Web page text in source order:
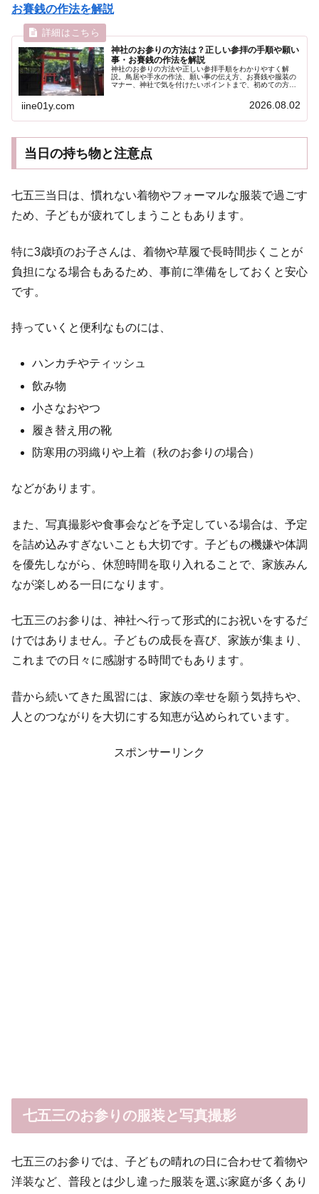
お賽銭の作法を解説
神社のお参りの方法は？正しい参拝の手順や願い
事・お賽銭の作法を解説
神社のお参りの方法や正しい参拝手順をわかりやすく解
説。鳥居や手水の作法、願い事の伝え方、お賽銭や服装の
マナー、神社で気を付けたいポイントまで、初めての方に
iine01y.com 2026.08.02
当日の持ち物と注意点
七五三当日は、慣れない着物やフォーマルな服装で過ごす
ため、子どもが疲れてしまうこともあります。
特に3歳頃のお子さんは、着物や草履で長時間歩くことが
負担になる場合もあるため、事前に準備をしておくと安心
です。
持っていくと便利なものには、
ハンカチやティッシュ
飲み物
小さなおやつ
履き替え用の靴
防寒用の羽織りや上着（秋のお参りの場合）
などがあります。
また、写真撮影や食事会などを予定している場合は、予定
を詰め込みすぎないことも大切です。子どもの機嫌や体調
を優先しながら、休憩時間を取り入れることで、家族みん
なが楽しめる一日になります。
七五三のお参りは、神社へ行って形式的にお祝いをするだ
けではありません。子どもの成長を喜び、家族が集まり、
これまでの日々に感謝する時間でもあります。
昔から続いてきた風習には、家族の幸せを願う気持ちや、
人とのつながりを大切にする知恵が込められています。
スポンサーリンク
七五三のお参りの服装と写真撮影
七五三のお参りでは、子どもの晴れの日に合わせて着物や
洋装など、普段とは少し違った服装を選ぶ家庭が多くあり